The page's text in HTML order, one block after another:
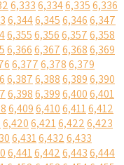
6,3336,3346,3356,336
6,3446,3456,3466,347
6,3556,3566,3576,358
6,3666,3676,3686,369
6,3776,3786,379
6,3876,3886,3896,390
6,3986,3996,4006,401
6,4096,4106,4116,412
6,4206,4216,4226,423
6,4316,4326,433
6,4416,4426,4436,444